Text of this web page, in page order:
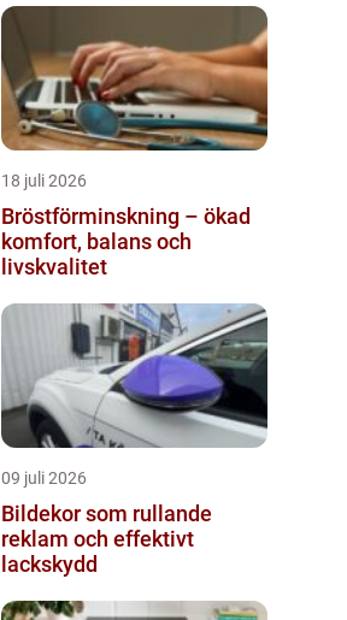
18 juli 2026
Bröstförminskning – ökad
komfort, balans och
livskvalitet
09 juli 2026
Bildekor som rullande
reklam och effektivt
lackskydd